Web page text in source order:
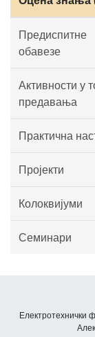
Предиспитне
обавезе
Активности у
предавања
Практична
Пројекти
Колоквијуми
Семинари
Електротехнички